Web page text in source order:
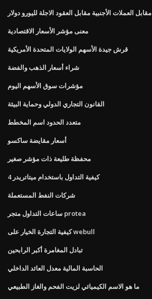
العملات الأجنبية مقابل العقود الاجلة لليورو دولار
معنى مؤشر الأسعار الاقتصادية
قرش جيدة الأسهم الولايات المتحدة الأمريكية
شراء أسعار الذهب والفضة
مؤشرات سوق الأسهم اليوم
القانون التجاري الدولي وحماية البيئة
متعدد الحدود اسم المخطط
أسعار مقايضة ساكسو
محفظة طليعة ذات مؤشر صغير
كيفية التداول باستخدام ميتاتريدر 4
شركات النفط المستعملة
ساعات التداول متجر protea
كيفية التجارة الخيار على webull
تبادل المغامرة أكبر الرابحين
الحاسبة المالية معدل العائد الداخلي
ما هو الاسم الكيميائي لزيت الفحم والغاز الطبيعي